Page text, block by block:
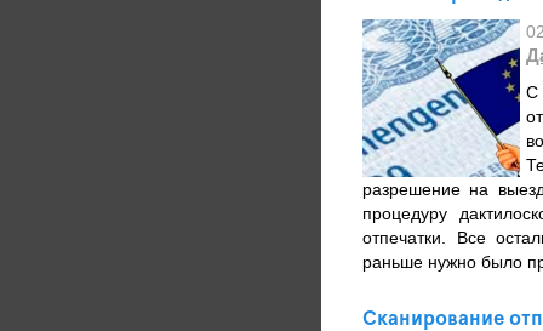
С
разрешение на
процедуру
отпечатки. Все
раньше нужно было
Сканирование